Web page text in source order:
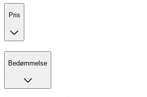
Pris
Bedømmelse